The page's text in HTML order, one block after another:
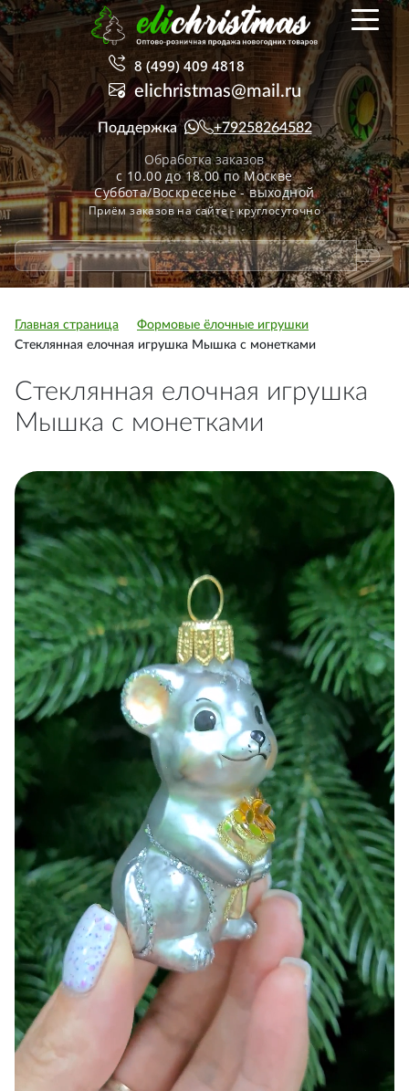
8 (499) 409 4818
elichristmas@mail.ru
Поддержка +79258264582
Обработка заказов
с 10.00 до 18.00 по Москве
Суббота/Воскресенье - выходной
Приём заказов на сайте - круглосуточно
Главная страница
Формовые ёлочные игрушки
Стеклянная елочная игрушка Мышка с монетками
Стеклянная елочная игрушка
Мышка с монетками